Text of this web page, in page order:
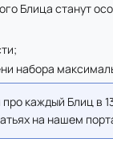
Блица станут
набора
каждый Блиц в
на нашем